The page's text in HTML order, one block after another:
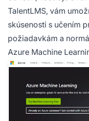
TalentLMS, vám
skúsenosti s učením
požiadavkám a
Azure Machine